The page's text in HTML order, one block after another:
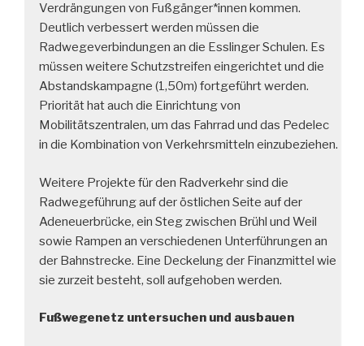
Verdrängungen von Fußgänger*innen kommen.
Deutlich verbessert werden müssen die
Radwegeverbindungen an die Esslinger Schulen. Es
müssen weitere Schutzstreifen eingerichtet und die
Abstandskampagne (1,50m) fortgeführt werden.
Priorität hat auch die Einrichtung von
Mobilitätszentralen, um das Fahrrad und das Pedelec
in die Kombination von Verkehrsmitteln einzubeziehen.
Weitere Projekte für den Radverkehr sind die
Radwegeführung auf der östlichen Seite auf der
Adeneuerbrücke, ein Steg zwischen Brühl und Weil
sowie Rampen an verschiedenen Unterführungen an
der Bahnstrecke. Eine Deckelung der Finanzmittel wie
sie zurzeit besteht, soll aufgehoben werden.
Fußwegenetz untersuchen und ausbauen